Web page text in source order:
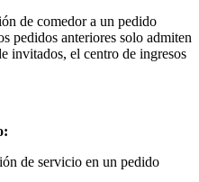
de comedor a un pedido
pedidos anteriores solo admiten
invitados, el centro de ingresos
de servicio en un pedido